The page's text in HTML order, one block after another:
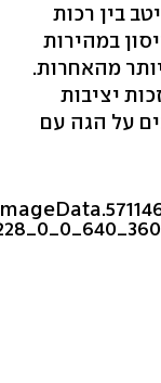
בין רכות
במהירות
מהאחרות.
יציבות
על הגה עם